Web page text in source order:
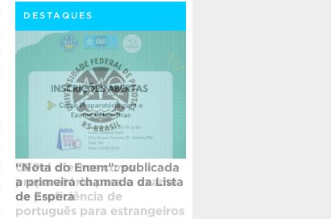
DESTAQUES
UFPel oferece curso
preparatório para o exame
de proficiência de
português para estrangeiros